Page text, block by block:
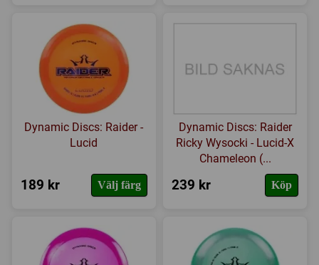
Dynamic Discs: Raider -
Lucid
189 kr Välj färg
Dynamic Discs: Raider
Ricky Wysocki - Lucid-X
Chameleon (...
239 kr Köp